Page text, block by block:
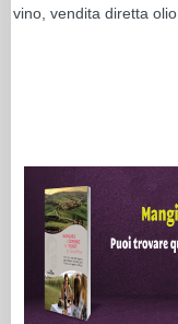
vino, vendita diretta olio.